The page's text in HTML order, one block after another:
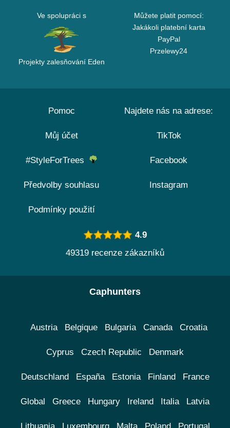
Ve spolupráci s
Projekty zalesňování Eden
Můžete platit pomocí:
Jakákoli platební karta
PayPal
Przelewy24
Pomoc
Můj účet
#StyleForTrees
Předvolby souhlasu
Podmínky použití
Najdete nás na adrese:
TikTok
Facebook
Instagram
4.9
49319 recenze zákazníků
Caphunters
Austria Belgique Bulgaria Canada Croatia
Cyprus Czech Republic Denmark
Deutschland España Estonia Finland France
Global Greece Hungary Ireland Italia Latvia